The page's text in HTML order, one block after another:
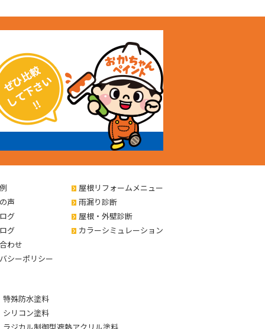
声
グ
グ
わせ
シーポリシー
屋根リフォームメニュー
雨漏り診断
屋根・外壁診断
カラーシミュレーション
特殊防水塗料
シリコン塗料